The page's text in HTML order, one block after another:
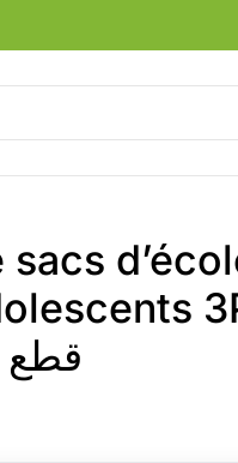
sacs
قطع